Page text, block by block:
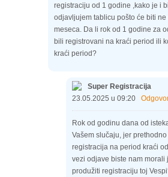
registraciju od 1 godine ,kako je i
odjavljujem tablicu pošto će biti
meseca. Da li rok od 1 godine za
bili registrovani na kraći period ili
kraći period?
Super Registracija
23.05.2025 u 09:20
Rok od godinu dana od
Vašem slučaju, jer
registracija na period kraći
vezi odjave biste nam morali
produžiti registraciju toj